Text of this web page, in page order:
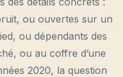
ou ouvertes sur un
ou dépendants des
ou au coffre d’une
2020, la question